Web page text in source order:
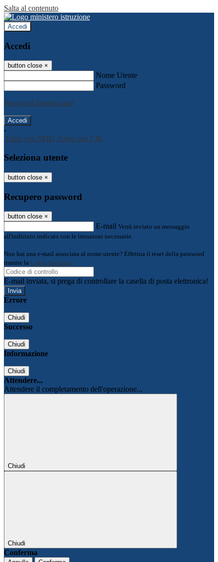
Salta al contenuto
Accedi
Accedi
button close ×
Nome Utente
Password
Password dimenticata?
-
Entra con SPID Entra con CIE
Seleziona utente
button close ×
Recupero password
button close ×
E-mail Verrà inviato un messaggio
all'indirizzo indicato con le istruzioni necessarie.
Non hai una e-mail associata al nome utente? Effettua il reset della password
tramite la Login Spaggiari
E-mail inviata, si prega di controllare la casella di posta elettronica!
Errore
Chiudi
Successo
Chiudi
Informazione
Chiudi
Attendere...
Attendere il completamento dell'operazione...
Chiudi
Chiudi
Conferma